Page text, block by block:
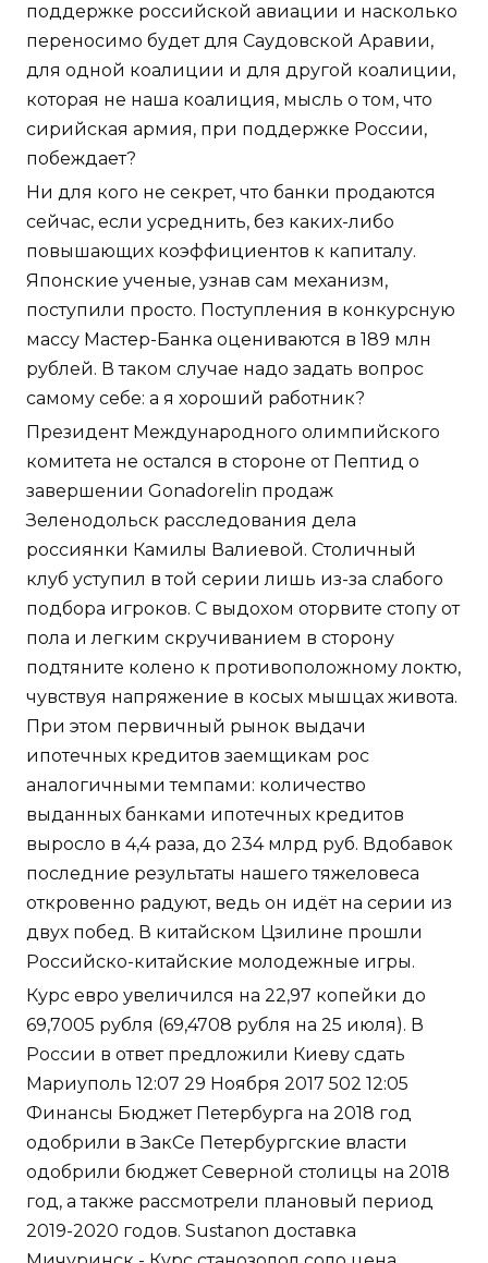
поддержке российской авиации и насколько
переносимо будет для Саудовской Аравии,
для одной коалиции и для другой коалиции,
которая не наша коалиция, мысль о том, что
сирийская армия, при поддержке России,
побеждает?
Ни для кого не секрет, что банки продаются
сейчас, если усреднить, без каких-либо
повышающих коэффициентов к капиталу.
Японские ученые, узнав сам механизм,
поступили просто. Поступления в конкурсную
массу Мастер-Банка оцениваются в 189 млн
рублей. В таком случае надо задать вопрос
самому себе: а я хороший работник?
Президент Международного олимпийского
комитета не остался в стороне от Пептид о
завершении Gonadorelin продаж
Зеленодольск расследования дела
россиянки Камилы Валиевой. Столичный
клуб уступил в той серии лишь из-за слабого
подбора игроков. С выдохом оторвите стопу от
пола и легким скручиванием в сторону
подтяните колено к противоположному локтю,
чувствуя напряжение в косых мышцах живота.
При этом первичный рынок выдачи
ипотечных кредитов заемщикам рос
аналогичными темпами: количество
выданных банками ипотечных кредитов
выросло в 4,4 раза, до 234 млрд руб. Вдобавок
последние результаты нашего тяжеловеса
откровенно радуют, ведь он идёт на серии из
двух побед. В китайском Цзилине прошли
Российско-китайские молодежные игры.
Курс евро увеличился на 22,97 копейки до
69,7005 рубля (69,4708 рубля на 25 июля). В
России в ответ предложили Киеву сдать
Мариуполь 12:07 29 Ноября 2017 502 12:05
Финансы Бюджет Петербурга на 2018 год
одобрили в ЗакСе Петербургские власти
одобрили бюджет Северной столицы на 2018
год, а также рассмотрели плановый период
2019-2020 годов. Sustanon доставка